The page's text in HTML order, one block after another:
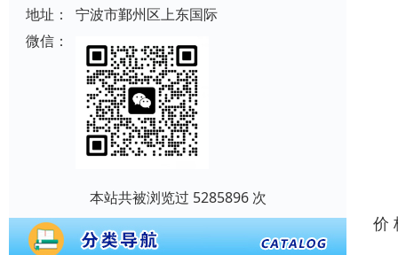
地址：
宁波市鄞州区上东国际
微信：
本站共被浏览过 5285896 次
价